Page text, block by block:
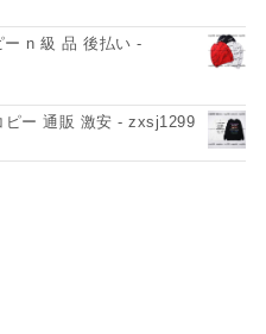
ー n 級 品 後払い -
ピー 通販 激安 - zxsj1299